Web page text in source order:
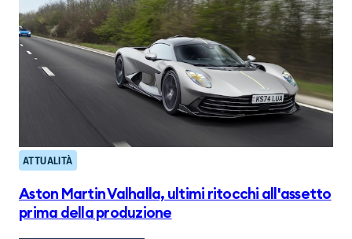
ATTUALITÀ
Aston Martin Valhalla, ultimi ritocchi all'assetto
prima della produzione